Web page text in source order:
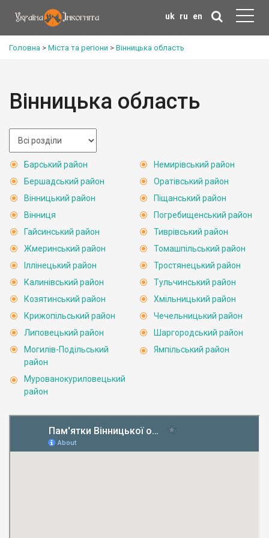
uk ru en
Головна > Міста та регіони > Вінницька область
Вінницька область
Барський район
Бершадський район
Вінницький район
Вінниця
Гайсинський район
Жмеринський район
Іллінецький район
Калинівський район
Козятинський район
Крижопільський район
Липовецький район
Могилів-Подільський
район
Мурованокуриловецький
район
Немирівський район
Оратівський район
Піщанський район
Погребищенський район
Тиврівський район
Томашпільський район
Тростянецький район
Тульчинський район
Хмільницький район
Чечельницький район
Шаргородський район
Ямпільський район